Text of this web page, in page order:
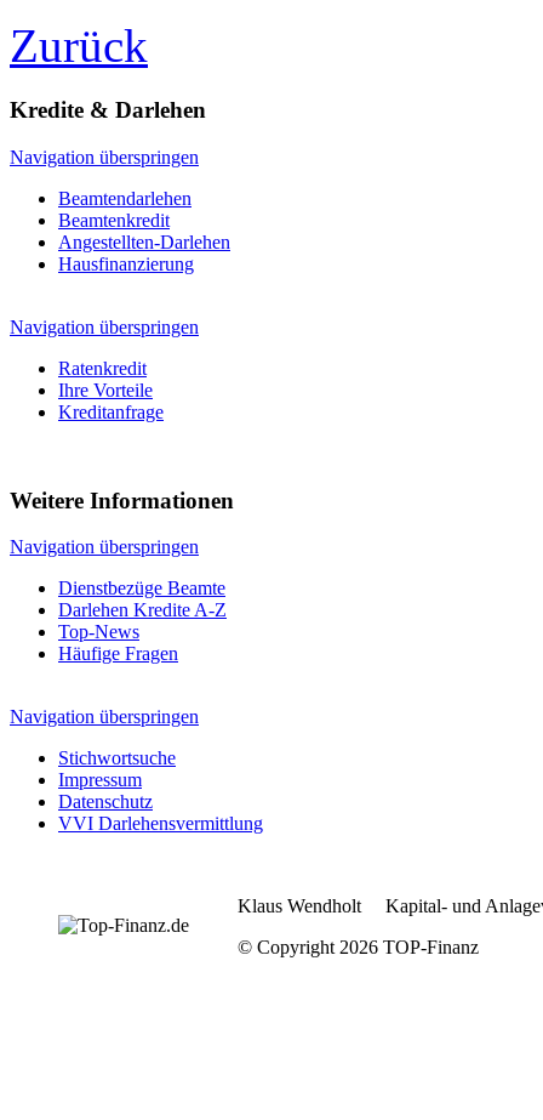
Zurück
Kredite & Darlehen
Navigation überspringen
Beamtendarlehen
Beamtenkredit
Angestellten-Darlehen
Hausfinanzierung
Navigation überspringen
Ratenkredit
Ihre Vorteile
Kreditanfrage
Weitere Informationen
Navigation überspringen
Dienstbezüge Beamte
Darlehen Kredite A-Z
Top-News
Häufige Fragen
Navigation überspringen
Stichwortsuche
Impressum
Datenschutz
VVI Darlehensvermittlung
Klaus Wendholt Kapital- und
© Copyright 2026 TOP-Finanz